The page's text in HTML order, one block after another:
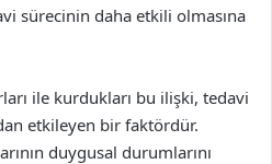
sürecinin daha etkili olmasına
ile kurdukları bu ilişki, tedavi
etkileyen bir faktördür.
duygusal durumlarını